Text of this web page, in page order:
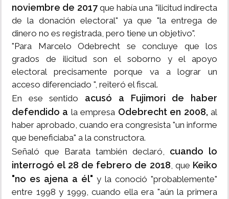
noviembre de 2017que había una "ilicitud indirecta
de la donación electoral" ya que "la entrega de
dinero no es registrada, pero tiene un objetivo".
"Para Marcelo Odebrecht se concluye que los
grados de ilicitud son el soborno y el apoyo
electoral precisamente porque va a lograr un
acceso diferenciado ", reiteró el fiscal.
En ese sentido acusó a Fujimori de haber
defendido a la empresa Odebrecht en 2008,al
haber aprobado, cuando era congresista "un informe
que beneficiaba" a la constructora.
Señaló que Barata también declaró, cuando lo
interrogó el 28 de febrero de 2018, que Keiko
"no es ajena a él" y la conoció "probablemente"
entre 1998 y 1999, cuando ella era "aún la primera